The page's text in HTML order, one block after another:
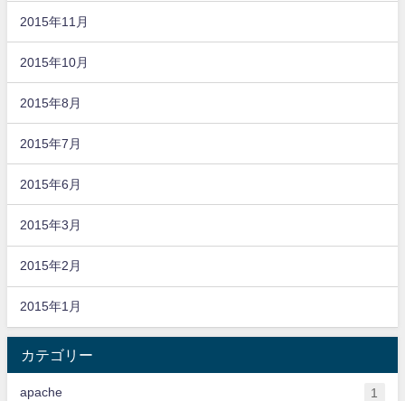
2015年11月
2015年10月
2015年8月
2015年7月
2015年6月
2015年3月
2015年2月
2015年1月
カテゴリー
apache 1